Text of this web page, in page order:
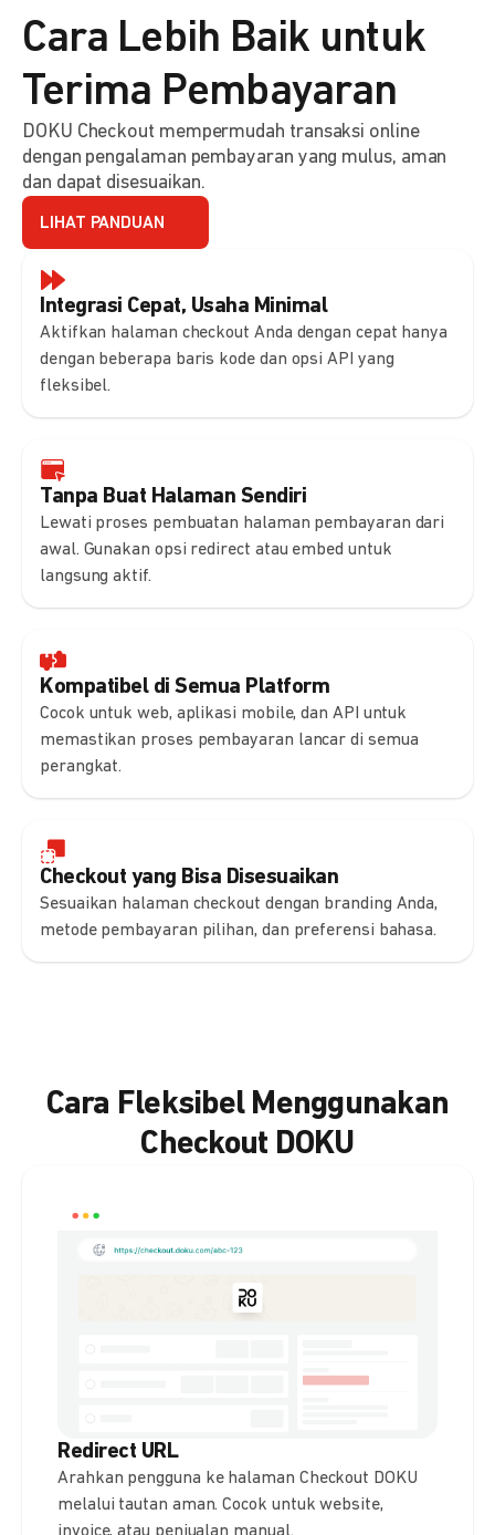
Integrasi Cepat, Usaha Minimal
Aktifkan halaman checkout Anda dengan cepat hanya
dengan beberapa baris kode dan opsi API yang
fleksibel.
Tanpa Buat Halaman Sendiri
Lewati proses pembuatan halaman pembayaran dari
awal. Gunakan opsi redirect atau embed untuk
langsung aktif.
Kompatibel di Semua Platform
Cocok untuk web, aplikasi mobile, dan API untuk
memastikan proses pembayaran lancar di semua
perangkat.
Checkout yang Bisa Disesuaikan
Sesuaikan halaman checkout dengan branding Anda,
metode pembayaran pilihan, dan preferensi bahasa.
Cara Lebih Baik untuk
Terima Pembayaran
DOKU Checkout mempermudah transaksi online
dengan pengalaman pembayaran yang mulus, aman
dan dapat disesuaikan.
LIHAT PANDUAN
Cara Fleksibel Menggunakan
Checkout DOKU
Redirect URL
Arahkan pengguna ke halaman Checkout DOKU
melalui tautan aman. Cocok untuk website,